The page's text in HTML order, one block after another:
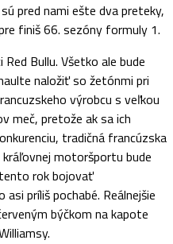
pred nami ešte dva preteky,
finiš 66. sezóny formuly 1.
Bullu. Všetko ale bude
naložiť so žetónmi pri
výrobcu s veľkou
meč, pretože ak sa ich
tradičná francúzska
motoršportu bude
rok bojovať
príliš pochabé. Reálnejšie
býčkom na kapote